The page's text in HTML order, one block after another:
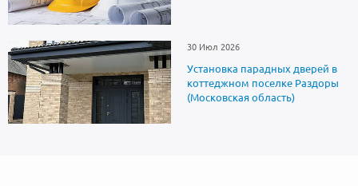
30 Июл 2026
Установка парадных дверей в
коттеджном поселке Раздоры
(Московская область)